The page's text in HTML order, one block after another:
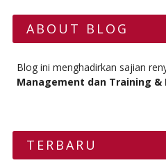
ABOUT BLOG
Blog ini menghadirkan sajian
Management dan Training &
TERBARU